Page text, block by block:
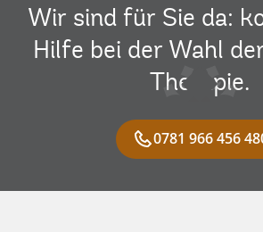
Wir sind für Sie da:
Hilfe bei der Wahl
Therapie.
0781 966 456